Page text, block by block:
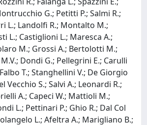
G.; Petitti P.; Salmi R.;
L.; Landolfi R.; Montalto M.;
L.; Castiglioni L.; Maresca A.;
M.; Grossi A.; Bertolotti M.;
Dondi G.; Pellegrini E.; Carulli
T.; Stanghellini V.; De Giorgio
Vecchio S.; Salvi A.; Leonardi R.;
A.; Capeci W.; Mattioli M.;
L.; Pettinari P.; Ghio R.; Dal Col
L.; Afeltra A.; Marigliano B.;